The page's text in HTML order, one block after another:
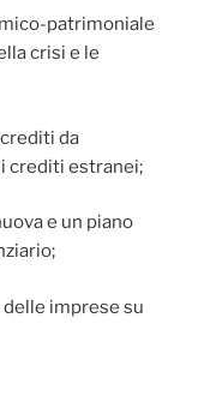
patrimoniale
crisi e le
da
crediti estranei;
e un piano
delle imprese su